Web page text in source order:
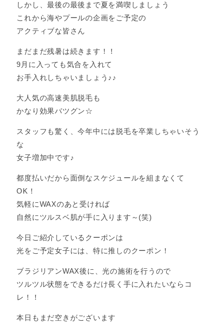
しかし、最後の最後まで夏を満喫しましょう
これから海やプールの企画をご予定の
アクティブな皆さん
まだまだ残暑は続きます！！
9月に入っても気合を入れて
お手入れしちゃいましょう♪♪
大人気の高速美肌脱毛も
かなり効果バツグン☆
スタッフも驚く、今年中には脱毛を卒業しちゃいそう
な
女子増加中です♪
都度払いだから面倒なスケジュールを組まなくて
OK！
気軽にWAXのあと受ければ
自然にツルスベ肌が手に入ります～(笑)
今日ご紹介しているクーポンは
光をご予定女子には、特に推しのクーポン！
ブラジリアンWAX後に、光の施術を行うので
ツルツル状態をできるだけ長く手に入れたいならコ
レ！！
本日もまだ空きがございます